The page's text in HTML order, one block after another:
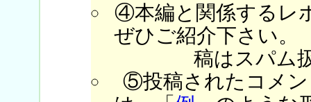
④本編と関係するレ
ぜひご紹介下さい。
稿はスパム
⑤投稿されたコメン